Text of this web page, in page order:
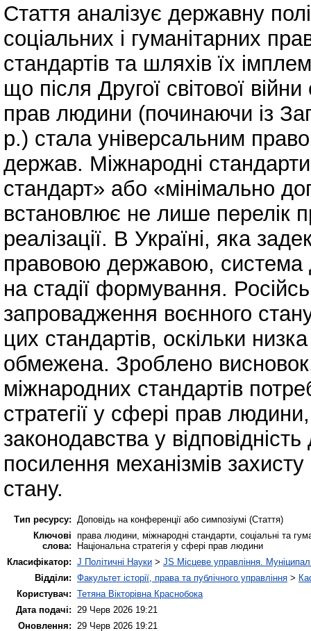
Стаття аналізує державну
соціальних і гуманітарних
стандартів та шляхів їх
що після Другої світової
прав людини (починаючи із
р.) стала універсальним
держав. Міжнародні
стандарт» або «мінімально
встановлює не лише перелік
реалізації. В Україні, яка
правовою державою, система
на стадії формування.
запровадження воєнного
цих стандартів, оскільки
обмежена. Зроблено
міжнародних стандартів
стратегії у сфері прав
законодавства у
посилення механізмів
стану.
Тип ресурсу:
Доповідь на конференції або симпозіумі (Стаття)
Ключові
слова:
права людини, міжнародні стандарти, соціальні та
Національна стратегія у сфері прав людини
Класифікатор: J Політичні Науки > JS Місцеве управління.
Відділи: Факультет історії, права та публічного управління >
Користувач: Тетяна Вікторівна Краснобока
Дата подачі:
29 Черв 2026 19:21
Оновлення:
29 Черв 2026 19:21